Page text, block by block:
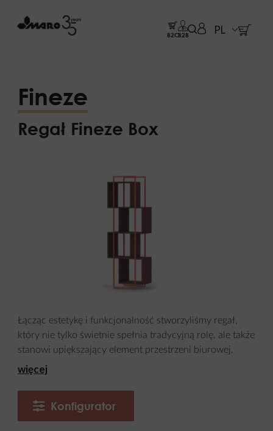
B2CB2B PL
Fineze
Regał Fineze Box
Łącząc estetykę i funkcjonalność stworzyliśmy regał,
który nie tylko świetnie spełnia tradycyjną rolę, ale także
stanowi upiększający element przestrzeni biurowej.
więcej
Konfigurator